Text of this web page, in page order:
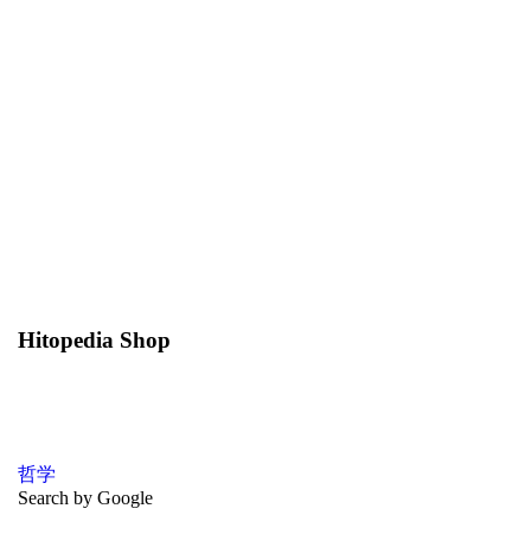
Hitopedia Shop
哲学
Search by Google